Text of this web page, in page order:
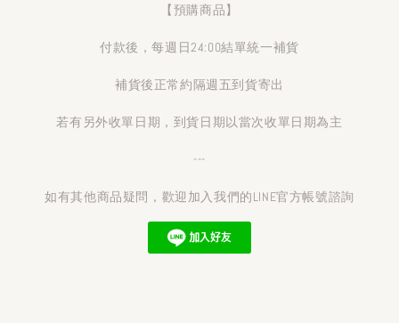
【預購商品】
付款後，每週日24:00結單統一補貨
補貨後正常約隔週五到貨寄出
若有另外收單日期，到貨日期以當次收單日期為主
---
如有其他商品疑問，歡迎加入我們的LINE官方帳號諮詢